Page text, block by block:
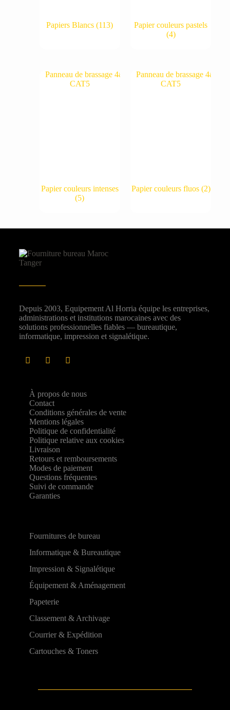
Papiers Blancs(113)
Papier couleurs pastels
(4)
Papier couleurs intenses
(5)
Papier couleurs fluos (2)
Depuis 2003, Equipement Al Horria équipe les entreprises,
administrations et institutions marocaines avec des
solutions professionnelles fiables — bureautique,
informatique, impression et signalétique.
À propos de nous
Contact
Conditions générales de vente
Mentions légales
Politique de confidentialité
Politique relative aux cookies
Livraison
Retours et remboursements
Modes de paiement
Questions fréquentes
Suivi de commande
Garanties
Fournitures de bureau
Informatique & Bureautique
Impression & Signalétique
Équipement & Aménagement
Papeterie
Classement & Archivage
Courrier & Expédition
Cartouches & Toners